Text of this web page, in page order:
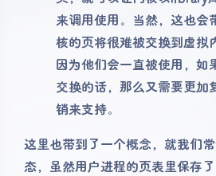
来调用使用。当然，这也会
核的页将很难被交换到虚拟
因为他们会一直被使用，如
交换的话，那么又需要更加
销来支持。
这里也带到了一个概念，就我们
态，虽然用户进程的页表里保存